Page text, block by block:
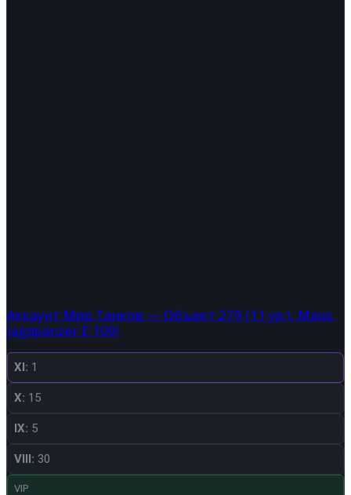
Аккаунт Мир Танков — Объект 279 (11 ур.), Maus,
Jagdpanzer E 100!
XI: 1
X: 15
IX: 5
VIII: 30
VIP